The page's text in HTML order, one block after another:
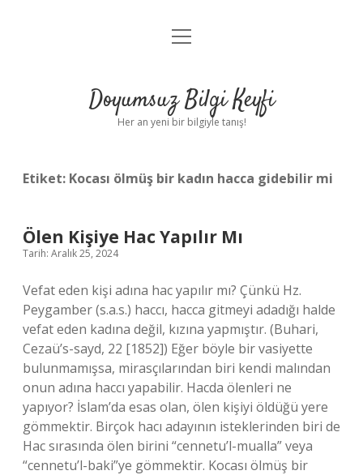
Anasayfa
Yasal Uyarı
menüyü
Doyumsuz Bilgi Keyfi
Her an yeni bir bilgiyle tanış!
Etiket: Kocası ölmüş bir kadın hacca gidebilir mi
Ölen Kişiye Hac Yapılır Mı
Tarih: Aralık 25, 2024
Vefat eden kişi adına hac yapılır mı? Çünkü Hz.
Peygamber (s.a.s.) haccı, hacca gitmeyi adadığı halde
vefat eden kadına değil, kızına yapmıştır. (Buhari,
Cezaü’s-sayd, 22 [1852]) Eğer böyle bir vasiyette
bulunmamışsa, mirasçılarından biri kendi malından
onun adına haccı yapabilir. Hacda ölenleri ne
yapıyor? İslam’da esas olan, ölen kişiyi öldüğü yere
gömmektir. Birçok hacı adayının isteklerinden biri de
Hac sırasında ölen birini “cennetu’l-mualla” veya
“cennetu’l-baki”ye gömmektir. Kocası ölmüş bir